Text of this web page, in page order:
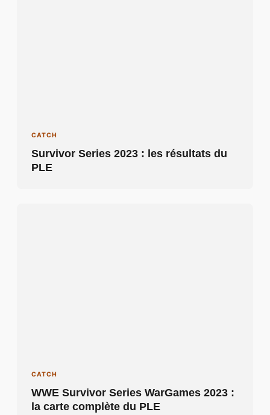
CATCH
Survivor Series 2023 : les résultats du
PLE
CATCH
WWE Survivor Series WarGames 2023 :
la carte complète du PLE